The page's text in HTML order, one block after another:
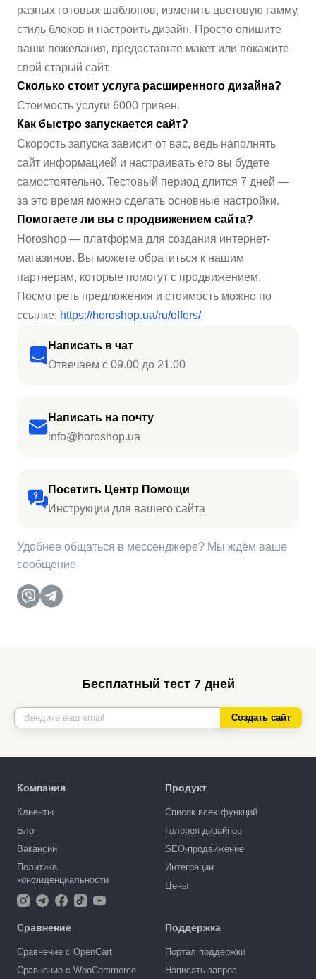
Написать в чат
Отвечаем с 09.00 до 21.00
Написать на почту
info@horoshop.ua
Посетить Центр Помощи
Инструкции для вашего сайта
Удобнее общаться в мессенджере? Мы ждём ваше
сообщение
разных готовых шаблонов, изменить цветовую гамму,
стиль блоков и настроить дизайн. Просто опишите
ваши пожелания, предоставьте макет или покажите
свой старый сайт.
Сколько стоит услуга расширенного дизайна?
Стоимость услуги 6000 гривен.
Как быстро запускается сайт?
Скорость запуска зависит от вас, ведь наполнять
сайт информацией и настраивать его вы будете
самостоятельно. Тестовый период длится 7 дней —
за это время можно сделать основные настройки.
Помогаете ли вы с продвижением сайта?
Horoshop — платформа для создания интернет-
магазинов. Вы можете обратиться к нашим
партнерам, которые помогут с продвижением.
Посмотреть предложения и стоимость можно по
ссылке: https://horoshop.ua/ru/offers/
Бесплатный тест 7 дней
Создать сайт
Компания
Клиенты
Блог
Вакансии
Политика
конфиденциальности
Продукт
Список всех функций
Галерея дизайнов
SEO-продвижение
Интеграции
Цены
Сравнение
Сравнение с OpenCart
Сравнение с WooCommerce
Поддержка
Портал поддержки
Написать запрос